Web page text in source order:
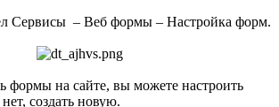
Сервисы – Веб формы – Настройка форм.
формы на сайте, вы можете настроить
создать новую.